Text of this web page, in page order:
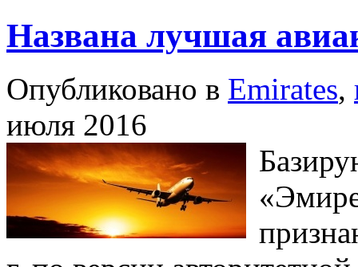
Названа лучшая
Опубликовано в Emirates,
июля 2016